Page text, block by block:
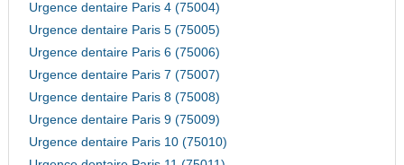
Urgence dentaire Paris 4 (75004)
Urgence dentaire Paris 5 (75005)
Urgence dentaire Paris 6 (75006)
Urgence dentaire Paris 7 (75007)
Urgence dentaire Paris 8 (75008)
Urgence dentaire Paris 9 (75009)
Urgence dentaire Paris 10 (75010)